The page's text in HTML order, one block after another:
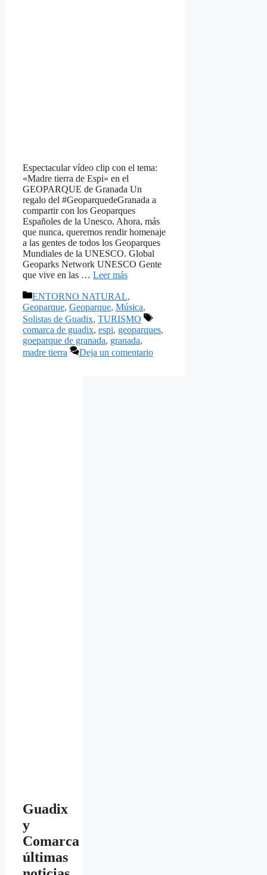
Espectacular vídeo clip con el tema:
«Madre tierra de Espi» en el
GEOPARQUE de Granada Un
regalo del #GeoparquedeGranada a
compartir con los Geoparques
Españoles de la Unesco. Ahora, más
que nunca, queremos rendir homenaje
a las gentes de todos los Geoparques
Mundiales de la UNESCO. Global
Geoparks Network UNESCO Gente
que vive en las … Leer más
Categorías
ENTORNO NATURAL,
Geoparque, Geoparque, Música,
Solistas de Guadix, TURISMO
Etiquetas
comarca de guadix, espi, geoparques,
goeparque de granada, granada,
madre tierra
Deja un comentario
Guadix
y
Comarca
últimas